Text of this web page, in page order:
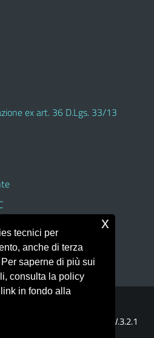
ex art. 36 D.Lgs. 33/13
accessibile
V.3.2.1
tecnici per
anche di terza
saperne di più sui
consulta la policy
in fondo alla
x